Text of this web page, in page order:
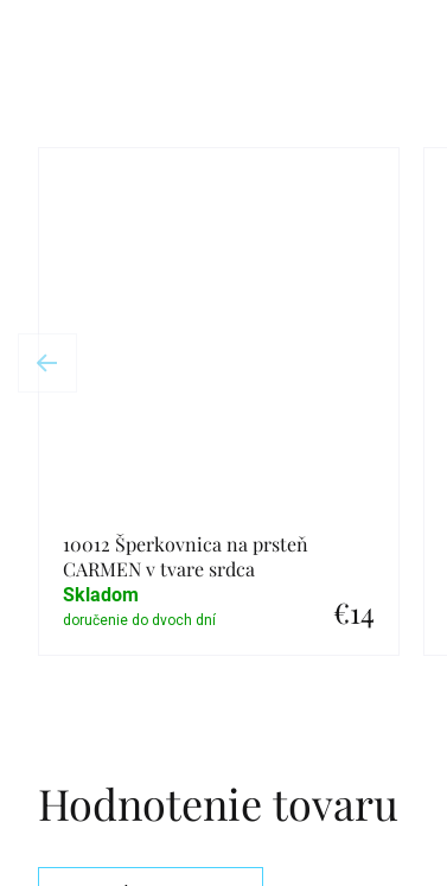
10012 Šperkovnica na prsteň
CARMEN v tvare srdca
€14
Skladom
Hodnotenie tovaru